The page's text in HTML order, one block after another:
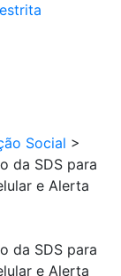
Social >
da SDS para
e Alerta
da SDS para
e Alerta